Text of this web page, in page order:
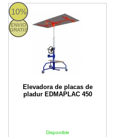
10%
ENVIO
GRATIS
Elevadora de placas de
pladur EDMAPLAC 450
Disponible
Elevadora de placas de pladur